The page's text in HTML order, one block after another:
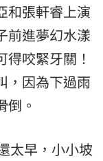
和張軒睿上演
前進夢幻水漾
咬緊牙關！
，因為下過雨
倒。
太早，小小坡